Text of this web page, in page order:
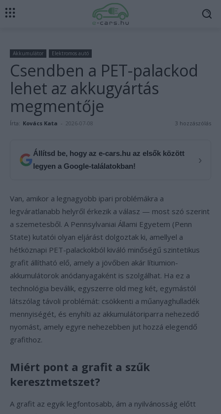
Akkumulátor Elektromos autó
Csendben a PET-palackod
lehet az akkugyártás
megmentője
Írta: Kovács Kata - 2026-07-08 3 hozzászólás
Állítsd be, hogy az e-cars.hu az elsők között
legyen a Google-találatokban!
›
Van, amikor a legnagyobb ipari problémákra a
legváratlanabb helyről érkezik a válasz — most szó szerint
a szemetesből. A Pennsylvaniai Állami Egyetem (Penn
State) kutatói olyan eljárást dolgoztak ki, amellyel a
hétköznapi PET-palackokból kiváló minőségű szintetikus
grafit állítható elő, amely a jövőben akár lítiumion-
akkumulátorok anódanyagaként is szolgálhat. Ha ez a
technológia beválik, egyszerre old meg két, egymástól
látszólag távoli problémát: csökkenti a műanyaghulladék
mennyiségét, és enyhíti az akkumulátoriparra nehezedő
nyomást, amely egyre nehezebben jut hozzá elegendő
grafithoz.
Miért pont a grafit a szűk
keresztmetszet?
A grafit az egyik legfontosabb, ám a nyilvánosság előtt